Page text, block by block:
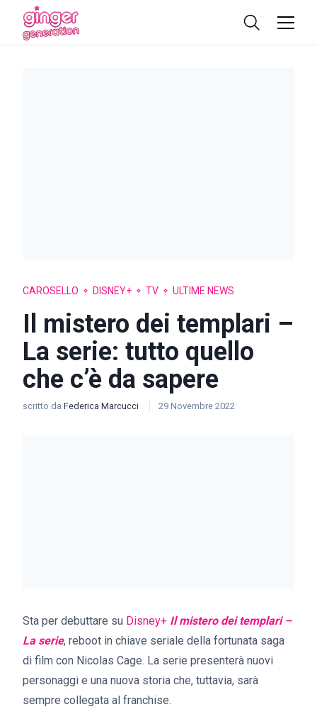
CAROSELLO DISNEY+ TV ULTIME NEWS
Il mistero dei templari –
La serie: tutto quello
che c’è da sapere
scritto da Federica Marcucci 29 Novembre 2022
Sta per debuttare su Disney+ Il mistero dei templari –
La serie, reboot in chiave seriale della fortunata saga
di film con Nicolas Cage. La serie presenterà nuovi
personaggi e una nuova storia che, tuttavia, sarà
sempre collegata al franchise.